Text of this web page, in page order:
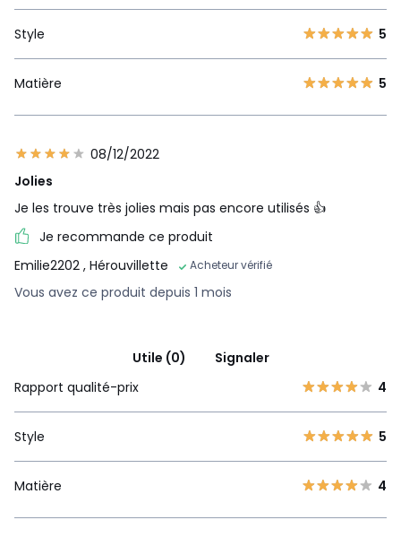
Style 5
Matière 5
08/12/2022
Jolies
Je les trouve très jolies mais pas encore utilisés 👍
Je recommande ce produit
Emilie2202 , Hérouvillette Acheteur vérifié
Vous avez ce produit depuis 1 mois
Utile (0)
Signaler
Rapport qualité-prix
4
Style 5
Matière 4